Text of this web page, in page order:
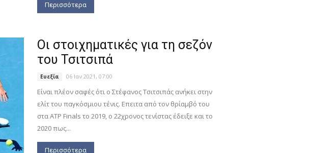
Περισσότερα
Οι στοιχηματικές για τη σεζόν
του Τσιτσιπά
Ευεξία 06 Ιαν 2021, 07:00
Είναι πλέον σαφές ότι ο Στέφανος Τσιτσιπάς ανήκει στην
ελίτ του παγκόσμιου τένις. Επειτα από τον θρίαμβό του
στα ATP Finals το 2019, ο 22χρονος τενίστας έδειξε και το
2020 πως...
Περισσότερα